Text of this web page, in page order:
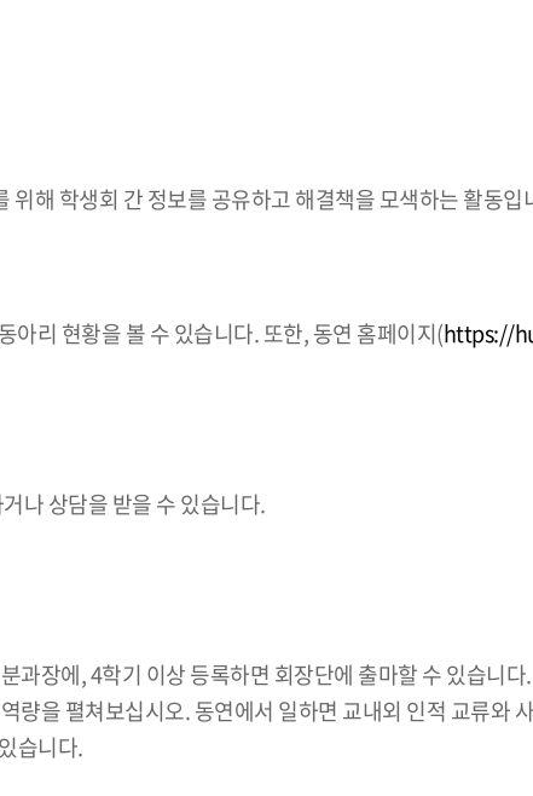
해 학생회 간 정보를 공유하고 해결책을 모색하는 활동입
리 현황을 볼 수 있습니다. 또한, 동연 홈페이지(https://
나 상담을 받을 수 있습니다.
장에, 4학기 이상 등록하면 회장단에 출마할 수 있습니
량을 펼쳐보십시오. 동연에서 일하면 교내외 인적 교류와
습니다.